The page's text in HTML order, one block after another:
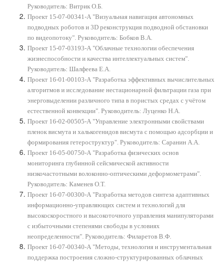
Руководитель: Витрик О.Б.
Проект 15-07-00341-А "Визуальная навигация автономных
подводных роботов и 3D реконструкция подводной обстановки
по видеопотоку". Руководитель: Бобков В.А.
Проект 15-07-03193-А "Облачные технологии обеспечения
жизнеспособности и качества интеллектуальных систем".
Руководитель: Шалфеева Е.А.
Проект 16-01-00103-А "Разработка эффективных вычислительных
алгоритмов и исследование нестационарной фильтрации газа при
энерговыделении различного типа в пористых средах с учётом
естественной конвекции". Руководитель: Луценко Н.А.
Проект 16-02-00505-А "Управление электронными свойствами
пленок висмута и халькогенидов висмута с помощью адсорбции и
формирования гетероструктур". Руководитель: Саранин А.А.
Проект 16-05-00750-А "Разработка физических основ
мониторинга глубинной сейсмической активности
низкочастотными волоконно-оптическими деформометрами".
Руководитель: Каменев О.Т.
Проект 16-07-00300-А "Разработка методов синтеза адаптивных
информационно-управляющих систем и технологий для
высокоскоростного и высокоточного управления манипуляторами
с избыточными степенями свободы в условиях
неопределенности". Руководитель: Филаретов В.Ф.
Проект 16-07-00340-А "Методы, технология и инструментальная
поддержка построения сложно-структурированных облачных